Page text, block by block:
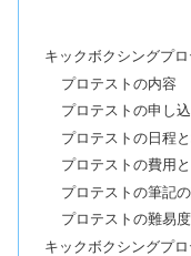
キックボクシングプ
プロテストの内容
プロテストの申し
プロテストの日程
プロテストの費用
プロテストの筆記
プロテストの難易
キックボクシングプ